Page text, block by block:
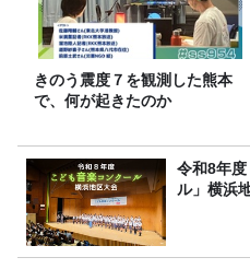
きのう震度７を観測した熊本
で、何が起きたのか
令和8年
ル」横浜